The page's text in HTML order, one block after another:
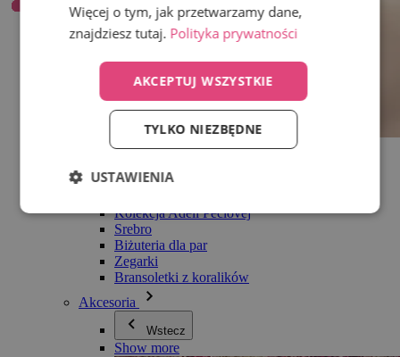
Wszystko w kategorii Biżuteria
Bransoletki
Kolekcja Adéli Pečlovej
Srebro
Biżuteria dla par
Zegarki
Bransoletki z koralików
Akcesoria
Wstecz
Show more
Więcej o tym, jak przetwarzamy dane,
znajdziesz tutaj. Polityka prywatności
AKCEPTUJ WSZYSTKIE
TYLKO NIEZBĘDNE
USTAWIENIA